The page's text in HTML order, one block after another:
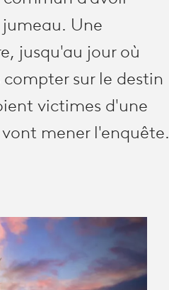
Une
jusqu'au jour où
sur le destin
victimes d'une
mener l'enquête.